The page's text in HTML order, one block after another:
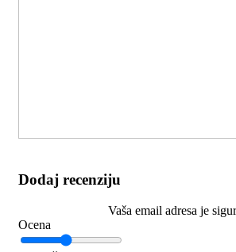
Dodaj recenziju
Vaša email adresa je
Ocena